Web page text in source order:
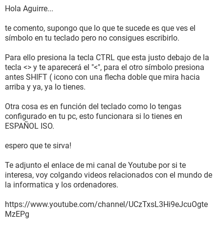
Hola Aguirre...
te comento, supongo que lo que te sucede es que ves el
símbolo en tu teclado pero no consigues escribirlo.
Para ello presiona la tecla CTRL que esta justo debajo de la
tecla <> y te aparecerá el "<", para el otro símbolo presiona
antes SHIFT ( icono con una flecha doble que mira hacia
arriba y ya, ya lo tienes.
Otra cosa es en función del teclado como lo tengas
configurado en tu pc, esto funcionara si lo tienes en
ESPAÑOL ISO.
espero que te sirva!
Te adjunto el enlace de mi canal de Youtube por si te
interesa, voy colgando videos relacionados con el mundo de
la informatica y los ordenadores.
https://www.youtube.com/channel/UCzTxsL3Hi9eJcuOgte
MzEPg